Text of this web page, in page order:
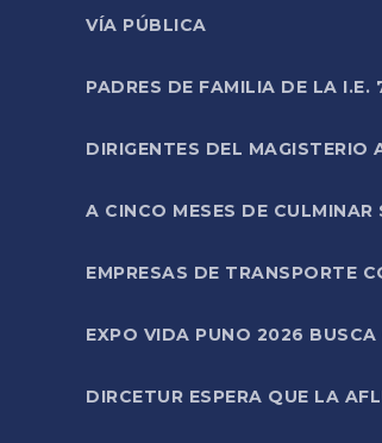
VÍA PÚBLICA
PADRES DE FAMILIA DE LA
DIRIGENTES DEL
A CINCO MESES DE
EMPRESAS DE TRANSPORTE
EXPO VIDA PUNO 2026 BUSCA
DIRCETUR ESPERA QUE LA